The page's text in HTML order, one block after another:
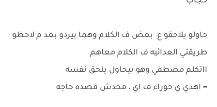
حاولو يلاحقو ع بعض ف الكلام وهما بيردو بعد م لاحظو
طريقتي العدائيه ف الكلام معاهم
ااتكلم مصطفي وهو بيحاول يلحق نفسه
= اهدي ي حوراء ف اي ، محدش قصده حاجه